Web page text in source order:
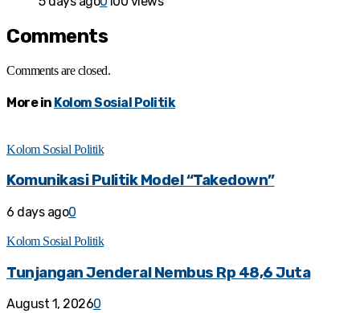
Comments
Comments are closed.
More in Kolom Sosial Politik
Kolom Sosial Politik
Komunikasi Pulitik Model “Takedown”
6 days ago0
Kolom Sosial Politik
Tunjangan Jenderal Nembus Rp 48,6 Juta
August 1, 20260